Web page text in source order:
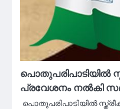
പൊതുപരിപാടിയില്‍
പ്രവേശനം നല്‍കി
പൊതുപരിപാടിയില്‍